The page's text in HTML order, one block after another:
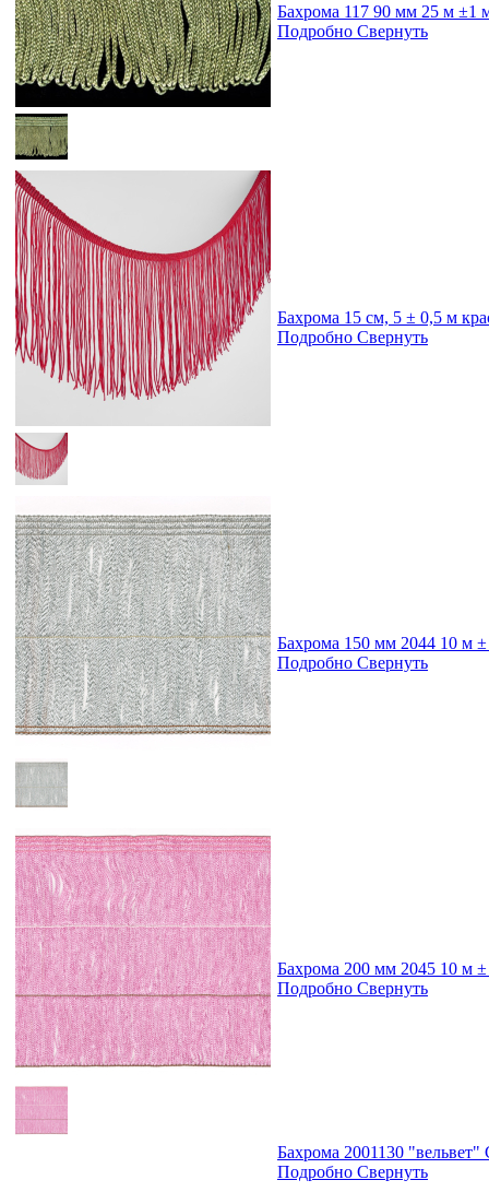
Бахрома 117 90 мм 25 м ±1
Подробно Свернуть
Бахрома 15 см, 5 ± 0,5 м
Подробно Свернуть
Бахрома 150 мм 2044 10 м
Подробно Свернуть
Бахрома 200 мм 2045 10 м
Подробно Свернуть
Бахрома 2001130
Подробно Свернуть